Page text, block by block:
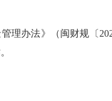
理办法》（闽财规〔